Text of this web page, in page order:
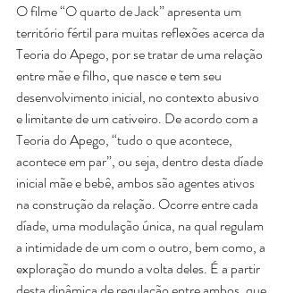
O filme “O quarto de Jack” apresenta um
território fértil para muitas reflexões acerca da
Teoria do Apego, por se tratar de uma relação
entre mãe e filho, que nasce e tem seu
desenvolvimento inicial, no contexto abusivo
e limitante de um cativeiro. De acordo com a
Teoria do Apego, “tudo o que acontece,
acontece em par”, ou seja, dentro desta díade
inicial mãe e bebê, ambos são agentes ativos
na construção da relação. Ocorre entre cada
díade, uma modulação única, na qual regulam
a intimidade de um com o outro, bem como, a
exploração do mundo a volta deles. É a partir